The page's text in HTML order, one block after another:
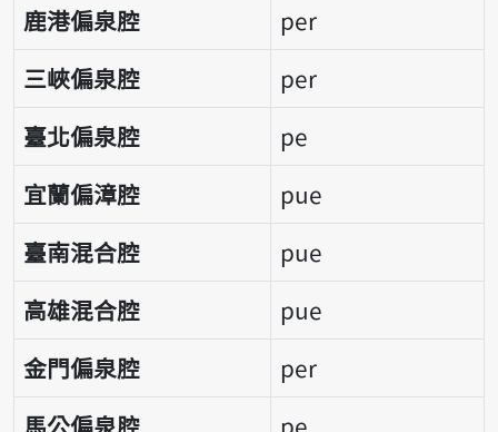
語音差異表
鹿港偏泉腔
per
三峽偏泉腔
per
臺北偏泉腔
pe
宜蘭偏漳腔
pue
臺南混合腔
pue
高雄混合腔
pue
金門偏泉腔
per